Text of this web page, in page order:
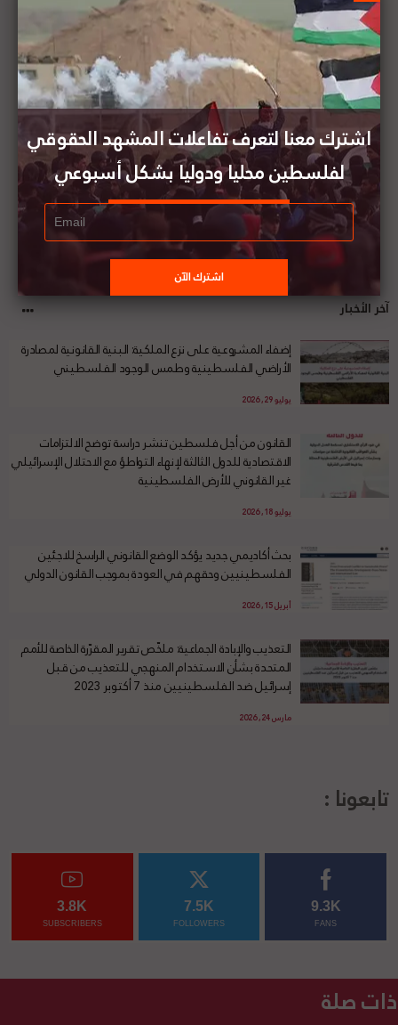
عدالة والضمير تطالبان باتخاذ إجراءات احترازية لمنع
انتشار كورونا في السجون
آخر الأخبار
إضفاء المشروعية على نزع الملكية: البنية القانونية لمصادرة
الأراضي الفلسطينية وطمس الوجود الفلسطيني
يوليو 29, 2026
القانون من أجل فلسطين تنشر دراسة توضح الالتزامات
الاقتصادية للدول الثالثة لإنهاء التواطؤ مع الاحتلال الإسرائيلي
غير القانوني للأرض الفلسطينية
يوليو 18, 2026
بحث أكاديمي جديد يؤكد الوضع القانوني الراسخ للاجئين
الفلسطينيين وحقهم في العودة بموجب القانون الدولي
أبريل 15, 2026
التعذيب والإبادة الجماعية: ملخّص تقرير المقرّرة الخاصة للأمم
المتحدة بشأن الاستخدام المنهجي للتعذيب من قبل
إسرائيل ضد الفلسطينيين منذ 7 أكتوبر 2023
مارس 24, 2026
تابعونا :
9.3K
FANS
7.5K
FOLLOWERS
3.8K
SUBSCRIBERS
ذات صلة
اشترك معنا لتعرف تفاعلات المشهد الحقوقي
لفلسطين محليا ودوليا بشكل أسبوعي